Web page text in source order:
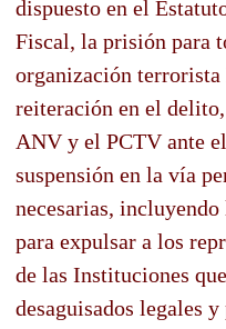
dispuesto en el
Fiscal, la prisión para
organización terrorista
reiteración en el
ANV y el PCTV ante
suspensión en la vía
necesarias,
para expulsar a los
de las Instituciones
desaguisados legales